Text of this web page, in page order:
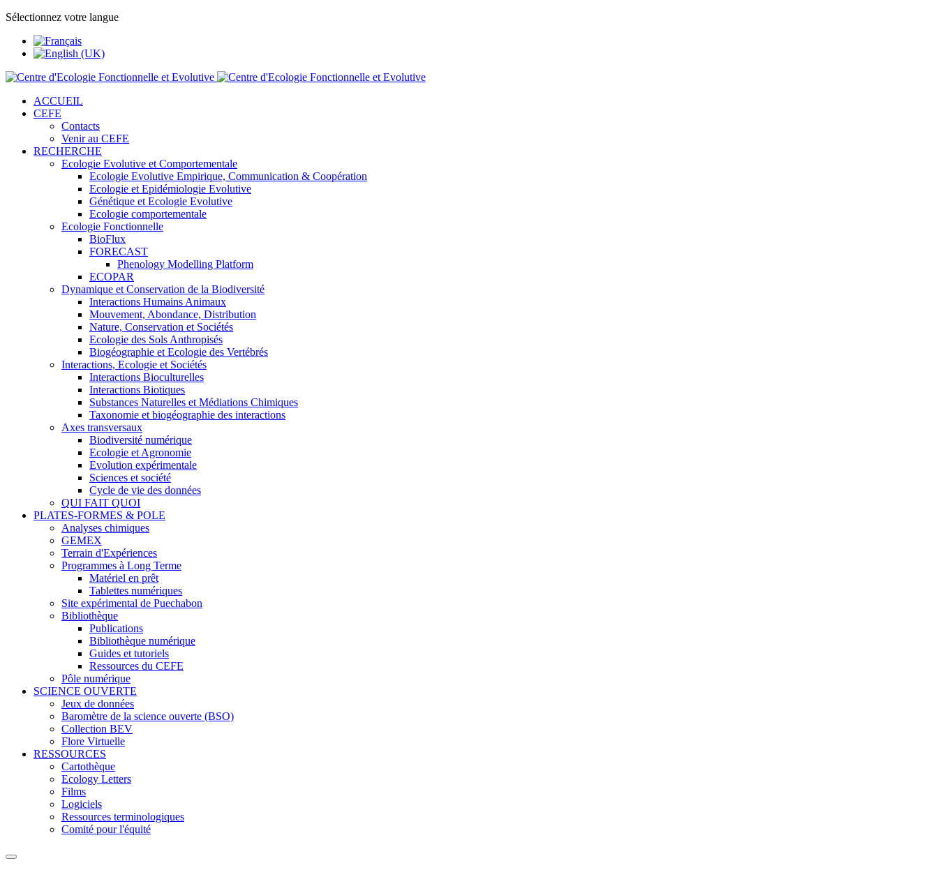
Sélectionnez votre langue
ACCUEIL
CEFE
Contacts
Venir au CEFE
RECHERCHE
Ecologie Evolutive et Comportementale
Ecologie Evolutive Empirique, Communication & Coopération
Ecologie et Epidémiologie Evolutive
Génétique et Ecologie Evolutive
Ecologie comportementale
Ecologie Fonctionnelle
BioFlux
FORECAST
Phenology Modelling Platform
ECOPAR
Dynamique et Conservation de la Biodiversité
Interactions Humains Animaux
Mouvement, Abondance, Distribution
Nature, Conservation et Sociétés
Ecologie des Sols Anthropisés
Biogéographie et Ecologie des Vertébrés
Interactions, Ecologie et Sociétés
Interactions Bioculturelles
Interactions Biotiques
Substances Naturelles et Médiations Chimiques
Taxonomie et biogéographie des interactions
Axes transversaux
Biodiversité numérique
Ecologie et Agronomie
Evolution expérimentale
Sciences et société
Cycle de vie des données
QUI FAIT QUOI
PLATES-FORMES & POLE
Analyses chimiques
GEMEX
Terrain d'Expériences
Programmes à Long Terme
Matériel en prêt
Tablettes numériques
Site expérimental de Puechabon
Bibliothèque
Publications
Bibliothèque numérique
Guides et tutoriels
Ressources du CEFE
Pôle numérique
SCIENCE OUVERTE
Jeux de données
Baromètre de la science ouverte (BSO)
Collection BEV
Flore Virtuelle
RESSOURCES
Cartothèque
Ecology Letters
Films
Logiciels
Ressources terminologiques
Comité pour l'équité